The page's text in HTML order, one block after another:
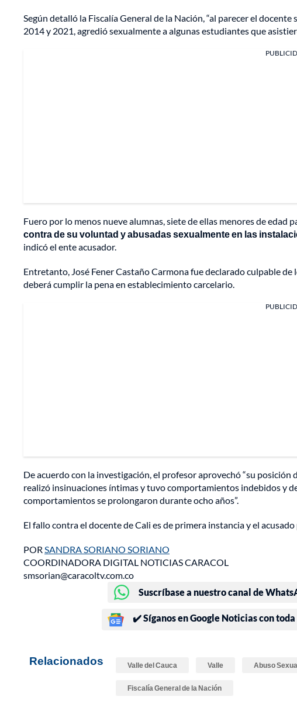
Según detalló la Fiscalía General de la Nación, “al parecer el
2014 y 2021, agredió sexualmente a algunas estudiantes que
Fuero por lo menos nueve alumnas, siete de ellas menores de edad
contra de su voluntad y abusadas sexualmente en las
indicó el ente acusador.
Entretanto, José Fener Castaño Carmona fue declarado culpable
deberá cumplir la pena en establecimiento carcelario.
De acuerdo con la investigación, el profesor aprovechó “su
realizó insinuaciones íntimas y tuvo comportamientos indebidos y
comportamientos se prolongaron durante ocho años”.
El fallo contra el docente de Cali es de primera instancia y el
POR SANDRA SORIANO SORIANO
COORDINADORA DIGITAL NOTICIAS CARACOL
smsorian@caracoltv.com.co
Suscríbase a nuestro canal de
✔️ Síganos en Google Noticias con
Relacionados Valle del Cauca Valle Abuso
Fiscalía General de la Nación